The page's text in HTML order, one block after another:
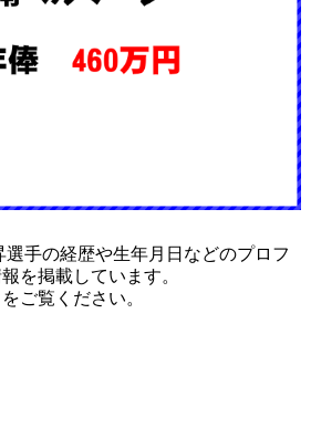
手の経歴や生年月日などのプロフ
を掲載しています。
ご覧ください。